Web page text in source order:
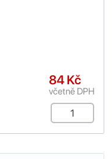
84 Kč
včetně DPH